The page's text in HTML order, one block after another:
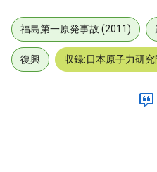
福島第一原発事故 (2011)
復興 収録:日本原子力研